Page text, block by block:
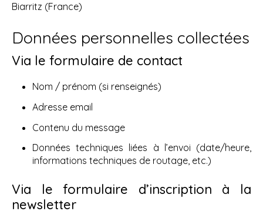
Biarritz (France)
Données personnelles collectées
Via le formulaire de contact
Nom / prénom (si renseignés)
Adresse email
Contenu du message
Données techniques liées à l’envoi (date/heure,
informations techniques de routage, etc.)
Via le formulaire d’inscription à la
newsletter